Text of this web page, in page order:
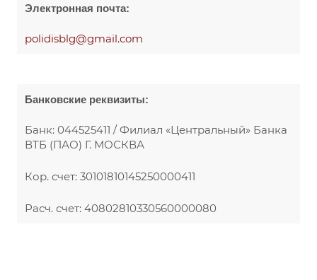
Электронная почта:
polidisblg@gmail.com
Банковские реквизиты:
Банк: 044525411 / Филиал «Центральный» Банка
ВТБ (ПАО) Г. МОСКВА
Кор. счет: 30101810145250000411
Расч. счет: 40802810330560000080